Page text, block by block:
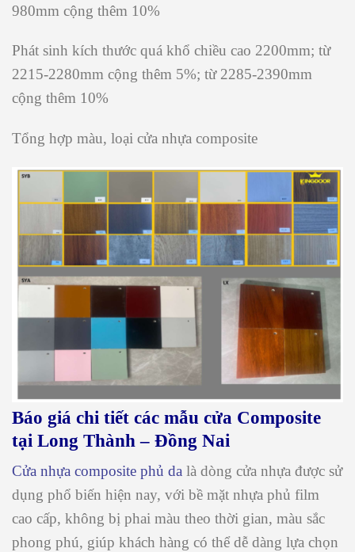
980mm cộng thêm 10%
Phát sinh kích thước quá khổ chiều cao 2200mm; từ
2215-2280mm cộng thêm 5%; từ 2285-2390mm
cộng thêm 10%
Tổng hợp màu, loại cửa nhựa composite
Báo giá chi tiết các mẫu cửa Composite
tại Long Thành – Đồng Nai
Cửa nhựa composite phủ da là dòng cửa nhựa được sử
dụng phổ biến hiện nay, với bề mặt nhựa phủ film
cao cấp, không bị phai màu theo thời gian, màu sắc
phong phú, giúp khách hàng có thể dễ dàng lựa chọn